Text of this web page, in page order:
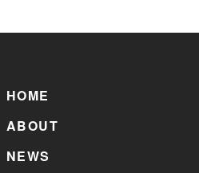
HOME
ABOUT
NEWS